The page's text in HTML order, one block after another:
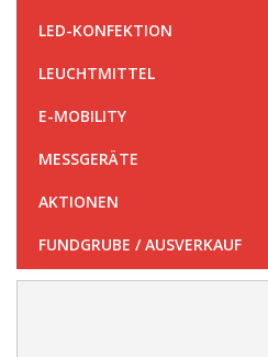
LED-KONFEKTION
LEUCHTMITTEL
E-MOBILITY
MESSGERÄTE
AKTIONEN
FUNDGRUBE / AUSVERKAUF